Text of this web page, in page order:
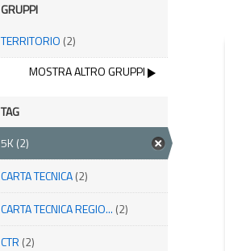
GRUPPI
TERRITORIO (2)
MOSTRA ALTRO GRUPPI
TAG
5K (2)
CARTA TECNICA(2)
CARTA TECNICA REGIO... (2)
CTR (2)